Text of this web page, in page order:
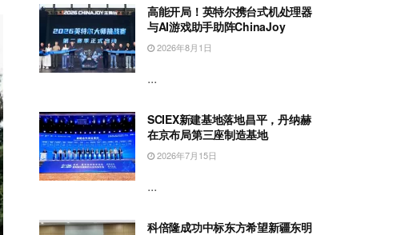
高能开局！英特尔携台式机处理器
与AI游戏助手助阵ChinaJoy
2026年8月1日
...
SCIEX新建基地落地昌平，丹纳赫
在京布局第三座制造基地
2026年7月15日
...
科倍隆成功中标东方希望新疆东明